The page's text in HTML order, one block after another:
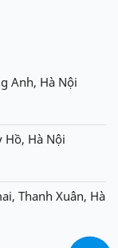
Anh, Hà Nội
Hồ, Hà Nội
Thanh Xuân, Hà